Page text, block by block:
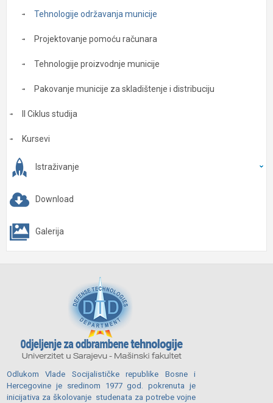
Tehnologije održavanja municije
Projektovanje pomoću računara
Tehnologije proizvodnje municije
Pakovanje municije za skladištenje i distribuciju
II Ciklus studija
Kursevi
Istraživanje
Download
Galerija
Odlukom Vlade Socijalističke republike Bosne i
Hercegovine je sredinom 1977 god. pokrenuta je
inicijativa za školovanje studenata za potrebe vojne